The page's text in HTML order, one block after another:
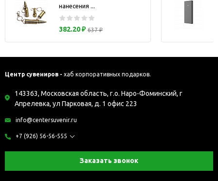
нанесения ...
382.20 ₽ 637 ₽
Центр сувениров - хаб корпоративных подарков.
143363, Московская область, г.о. Наро-Фоминский, г
Апрелевка, ул Парковая, д. 1 офис 223
info@centersuvenir.ru
+7 (926) 56-56-555
Заказать звонок